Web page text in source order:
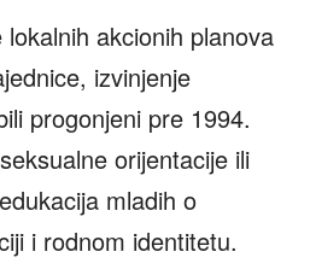
akcionih planova
izvinjenje
progonjeni pre 1994.
orijentacije ili
mladih o
i rodnom identitetu.